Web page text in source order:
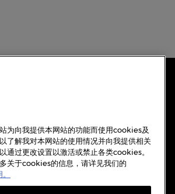
策
为向我提供本网站的功能而使用cookies及
了解我对本网站的使用情况并向我提供相关
通过更改设置以激活或禁止各类cookies。
关于cookies的信息，请详见我们的